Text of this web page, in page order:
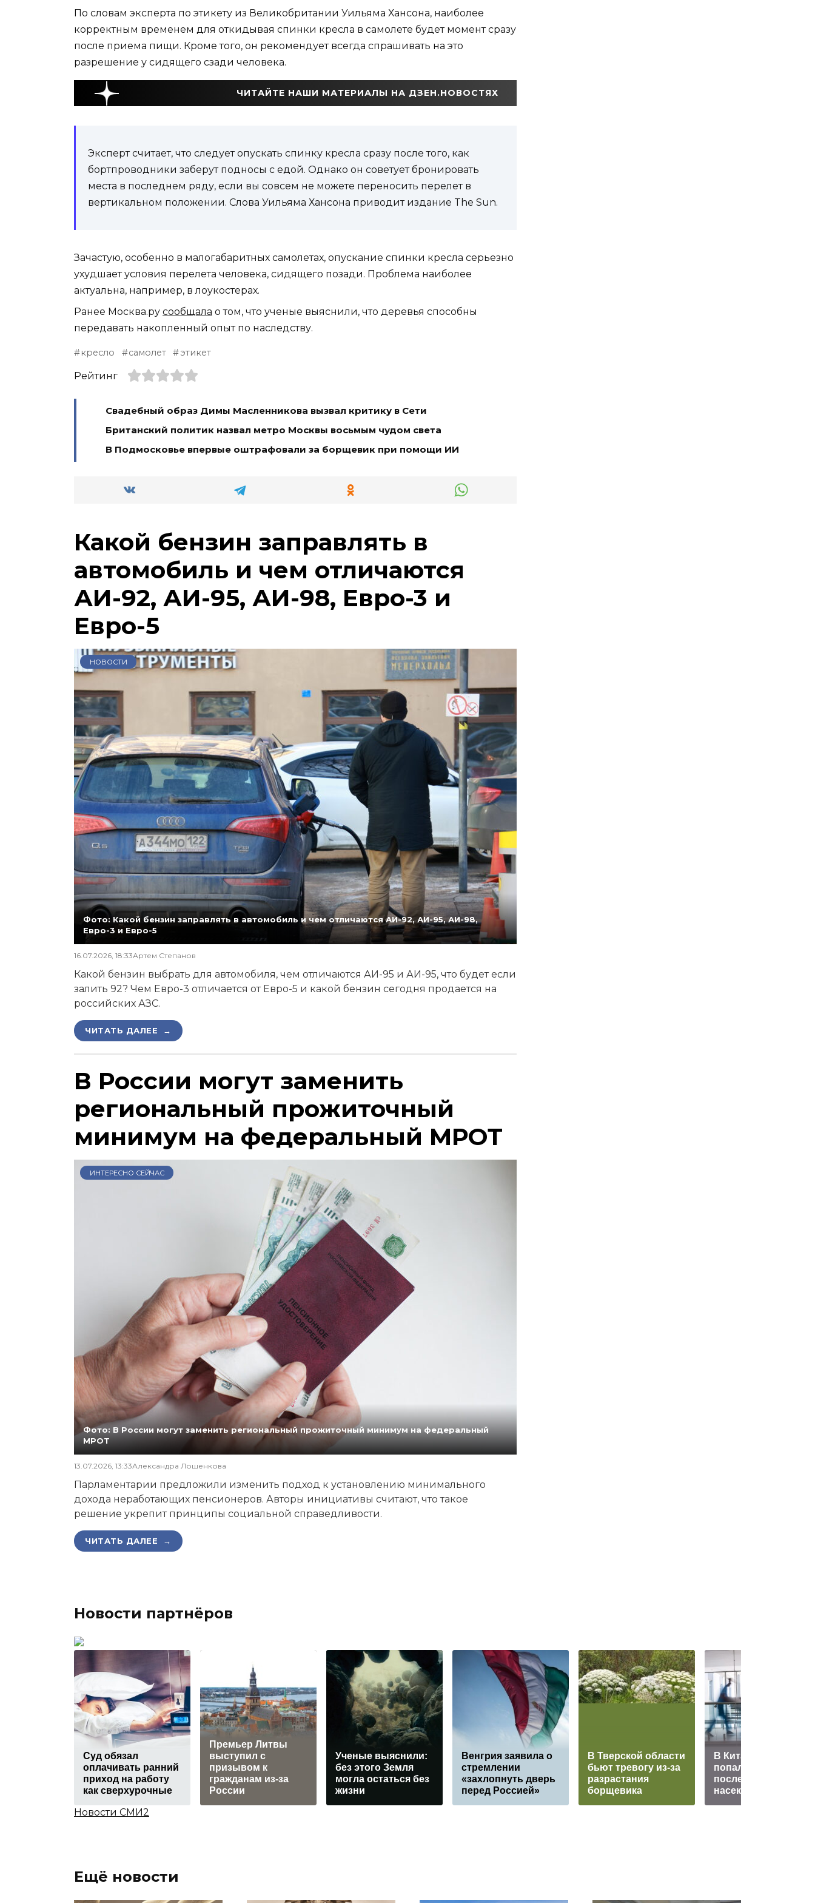
По словам эксперта по этикету из Великобритании Уильяма Хансона, наиболее
корректным временем для откидывая спинки кресла в самолете будет момент сразу
после приема пищи. Кроме того, он рекомендует всегда спрашивать на это
разрешение у сидящего сзади человека.
ЧИТАЙТЕ НАШИ МАТЕРИАЛЫ НА ДЗЕН.НОВОСТЯХ
Эксперт считает, что следует опускать спинку кресла сразу после того, как
бортпроводники заберут подносы с едой. Однако он советует бронировать
места в последнем ряду, если вы совсем не можете переносить перелет в
вертикальном положении. Слова Уильяма Хансона приводит издание The Sun.
Зачастую, особенно в малогабаритных самолетах, опускание спинки кресла серьезно
ухудшает условия перелета человека, сидящего позади. Проблема наиболее
актуальна, например, в лоукостерах.
Ранее Москва.ру сообщала о том, что ученые выяснили, что деревья способны
передавать накопленный опыт по наследству.
кресло самолет этикет
Рейтинг
Свадебный образ Димы Масленникова вызвал критику в Сети
Британский политик назвал метро Москвы восьмым чудом света
В Подмосковье впервые оштрафовали за борщевик при помощи ИИ
Какой бензин заправлять в
автомобиль и чем отличаются
АИ-92, АИ-95, АИ-98, Евро-3 и
Евро-5
НОВОСТИ
Фото: Какой бензин заправлять в автомобиль и чем отличаются АИ-92, АИ-95, АИ-98,
Евро-3 и Евро-5
16.07.2026, 18:33Артем Степанов
Какой бензин выбрать для автомобиля, чем отличаются АИ-95 и АИ-95, что будет если
залить 92? Чем Евро-3 отличается от Евро-5 и какой бензин сегодня продается на
российских АЗС.
ЧИТАТЬ ДАЛЕЕ →
В России могут заменить
региональный прожиточный
минимум на федеральный МРОТ
ИНТЕРЕСНО СЕЙЧАС
Фото: В России могут заменить региональный прожиточный минимум на федеральный
МРОТ
13.07.2026, 13:33Александра Лошенкова
Парламентарии предложили изменить подход к установлению минимального
дохода неработающих пенсионеров. Авторы инициативы считают, что такое
решение укрепит принципы социальной справедливости.
ЧИТАТЬ ДАЛЕЕ →
Новости партнёров
Суд обязал
оплачивать ранний
приход на работу
как сверхурочные
Премьер Литвы
выступил с
призывом к
гражданам из-за
России
Ученые выяснили:
без этого Земля
могла остаться без
жизни
Венгрия заявила о
стремлении
«захлопнуть дверь
перед Россией»
В Тверской области
бьют тревогу из-за
разрастания
борщевика
В Китае россиянка
попала в больницу
после укуса
насекомого
Новости СМИ2
Ещё новости